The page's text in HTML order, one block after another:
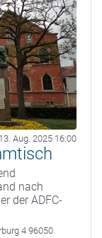
Aug. 2025 16:00
nach
der ADFC-
4 96050